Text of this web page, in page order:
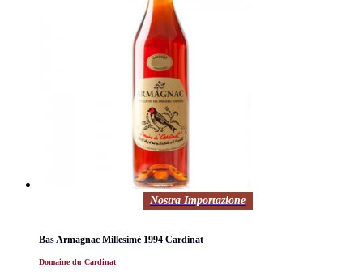
Nostra Importazione
Bas Armagnac Millesimé 1994 Cardinat
Domaine du Cardinat